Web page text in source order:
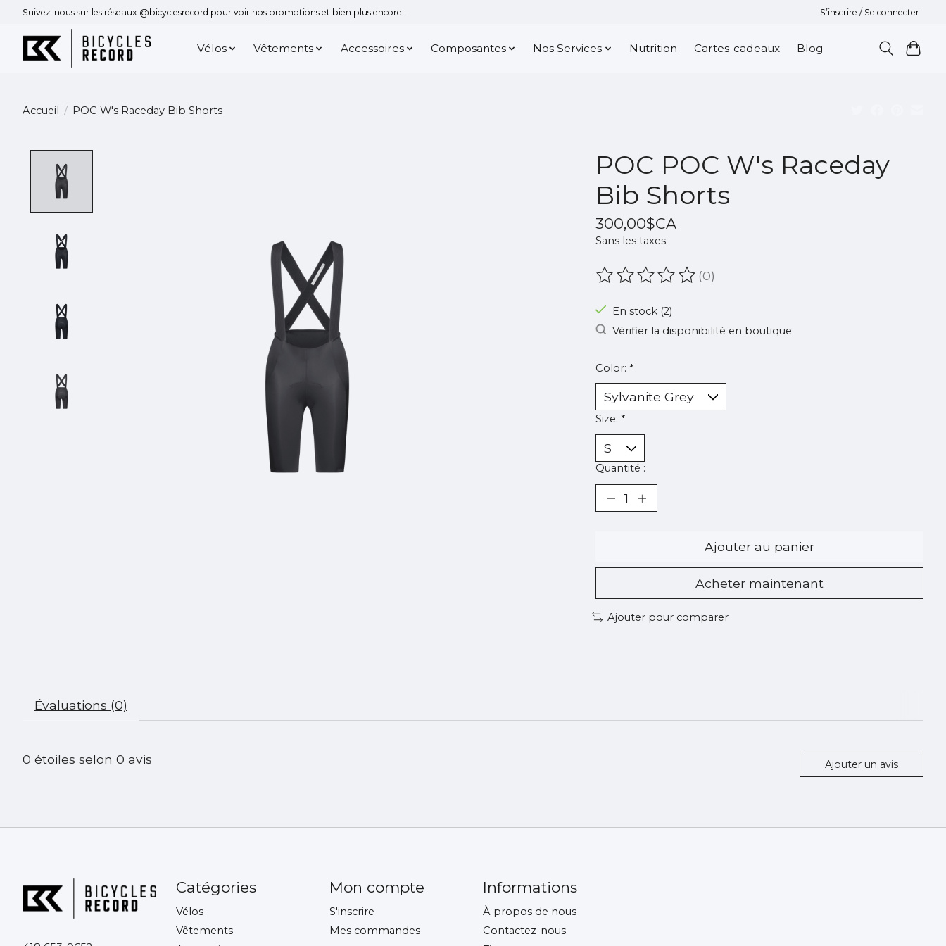
Suivez-nous sur les réseaux @bicyclesrecord pour voir nos promotions et bien plus encore ! S’inscrire / Se connecter
Vélos Vêtements Accessoires Composantes Nos Services Nutrition Cartes-cadeaux Blog
Accueil / POC W's Raceday Bib Shorts
POC POC W's Raceday
Bib Shorts
300,00$CA
Sans les taxes
Ce produit est évalué à
(0)
En stock (2)
Vérifier la disponibilité en boutique
Color: *
Size: *
Quantité :
Ajouter au panier
Acheter maintenant
Ajouter pour comparer
Évaluations (0)
0 étoiles selon 0 avis Ajouter un avis
Catégories
Vélos
Vêtements
Mon compte
S'inscrire
Mes commandes
Informations
À propos de nous
Contactez-nous